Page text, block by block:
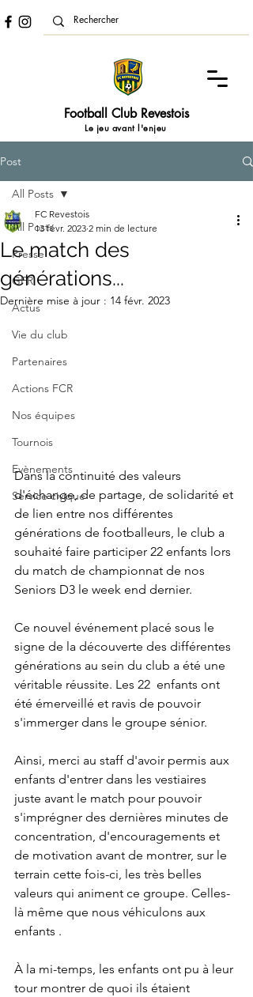
Football Club Revestois
Le jeu avant l'enjeu
Post
All Posts
Presse
GFR
Actus
Vie du club
Partenaires
Actions FCR
Nos équipes
Tournois
Evènements
Service civique
All Posts
Le match des
générations...
FC Revestois
13 févr. 2023 2 min de lecture
Dernière mise à jour : 14 févr. 2023
Dans la continuité des valeurs
d'échange, de partage, de solidarité et
de lien entre nos différentes
générations de footballeurs, le club a
souhaité faire participer 22 enfants lors
du match de championnat de nos
Seniors D3 le week end dernier.
Ce nouvel événement placé sous le
signe de la découverte des différentes
générations au sein du club a été une
véritable réussite. Les 22  enfants ont
été émerveillé et ravis de pouvoir
s'immerger dans le groupe sénior.
Ainsi, merci au staff d'avoir permis aux
enfants d'entrer dans les vestiaires
juste avant le match pour pouvoir
s'imprégner des dernières minutes de
concentration, d'encouragements et
de motivation avant de montrer, sur le
terrain cette fois-ci, les très belles
valeurs qui animent ce groupe. Celles-
là même que nous véhiculons aux
enfants .
À la mi-temps, les enfants ont pu à leur
tour montrer de quoi ils étaient